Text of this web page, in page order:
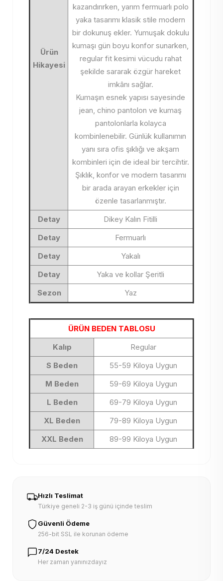
Ürün
Hikayesi
kazandırırken, yarım fermuarlı polo
yaka tasarımı klasik stile modern
bir dokunuş ekler. Yumuşak dokulu
kumaşı gün boyu konfor sunarken,
regular fit kesimi vücudu rahat
şekilde sararak özgür hareket
imkânı sağlar.
Kumaşın esnek yapısı sayesinde
jean, chino pantolon ve kumaş
pantolonlarla kolayca
kombinlenebilir. Günlük kullanımın
yanı sıra ofis şıklığı ve akşam
kombinleri için de ideal bir tercihtir.
Şıklık, konfor ve modern tasarımı
bir arada arayan erkekler için
özenle tasarlanmıştır.
Detay
Dikey Kalın Fitilli
Detay
Fermuarlı
Detay
Yakalı
Detay
Yaka ve kollar Şeritli
Sezon
Yaz
ÜRÜN BEDEN TABLOSU
Kalıp
Regular
S Beden
55-59 Kiloya Uygun
M Beden
59-69 Kiloya Uygun
L Beden
69-79 Kiloya Uygun
XL Beden
79-89 Kiloya Uygun
XXL Beden
89-99 Kiloya Uygun
Hızlı Teslimat
Türkiye geneli 2-3 iş günü içinde teslim
Güvenli Ödeme
256-bit SSL ile korunan ödeme
7/24 Destek
Her zaman yanınızdayız